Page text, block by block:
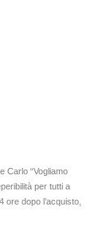
Carlo “Vogliamo
per tutti a
ore dopo l’acquisto,